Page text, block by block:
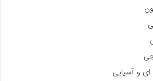
ای و آسیایی